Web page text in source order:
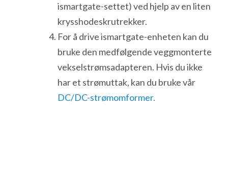
ismartgate-settet) ved hjelp av en liten
krysshodeskrutrekker.
For å drive ismartgate-enheten kan du
bruke den medfølgende veggmonterte
vekselstrømsadapteren. Hvis du ikke
har et strømuttak, kan du bruke vår
DC/DC-strømomformer.